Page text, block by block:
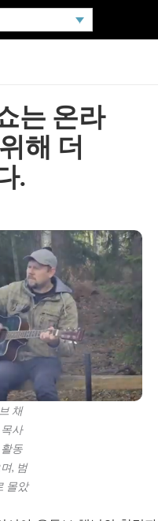
는 온라
해 더
.
채
사
동
, 범
몰았